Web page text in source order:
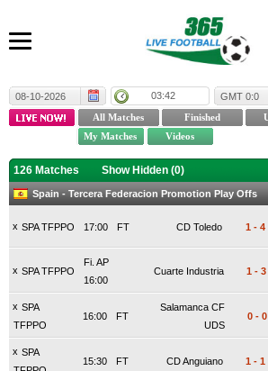
08-10-2026 03:42 GMT 0:0
126 Matches Show Hidden (0)
Spain - Tercera Federacion Promotion Play Offs
x SPA TFPPO FT
17:00 CD Toledo 1 - 4
x SPA TFPPO
Fi. AP
16:00
Cuarte Industria 1 - 3
x SPA
TFPPO
FT
16:00
Salamanca CF
UDS
0 - 0
x SPA
FT
15:30 CD Anguiano 1 - 1